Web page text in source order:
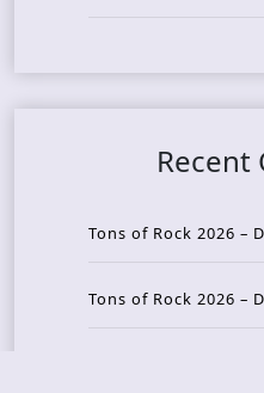
Recent
Tons of Rock 2026 –
Tons of Rock 2026 –